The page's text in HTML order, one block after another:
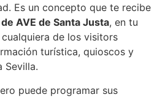
Es un concepto que te recibe
AVE de Santa Justa, en tu
de los visitors
turística, quioscos y
Sevilla.
puede programar sus